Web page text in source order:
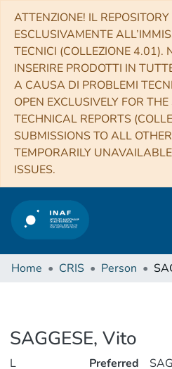
ATTENZIONE! IL REPOSITORY
ESCLUSIVAMENTE
TECNICI (COLLEZIONE 4.01).
INSERIRE PRODOTTI IN
A CAUSA DI PROBLEMI
OPEN EXCLUSIVELY FOR
TECHNICAL REPORTS
SUBMISSIONS TO ALL
TEMPORARILY
ISSUES.
Home CRIS Person
SAGGESE, Vito
L
Preferred